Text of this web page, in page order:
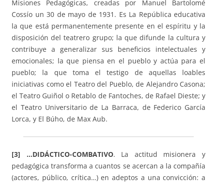
Misiones Pedagógicas, creadas por Manuel Bartolomé
Cossío un 30 de mayo de 1931. Es La República educativa
la que está permanentemente presente en el espíritu y la
disposición del teatrero grupo; la que difunde la cultura y
contribuye a generalizar sus beneficios intelectuales y
emocionales; la que piensa en el pueblo y actúa para el
pueblo; la que toma el testigo de aquellas loables
iniciativas como el Teatro del Pueblo, de Alejandro Casona;
el Teatro Guiñol o Retablo de Fantoches, de Rafael Dieste; y
el Teatro Universitario de La Barraca, de Federico García
Lorca, y El Búho, de Max Aub.
[3] …DIDÁCTICO-COMBATIVO. La actitud misionera y
pedagógica transforma a cuantos se acercan a la compañía
(actores, público, crítica…) en adeptos a una convicción: a